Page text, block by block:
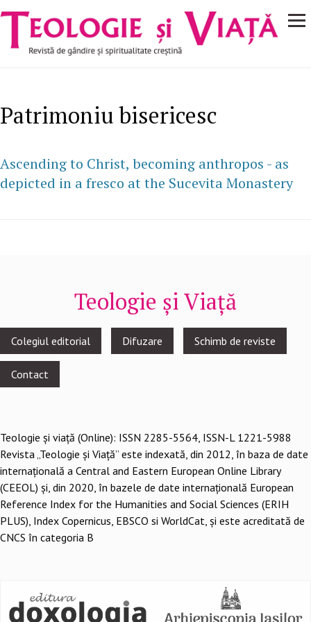
Mergi la conţinutul principal
Navigare
principală
Patrimoniu bisericesc
Ascending to Christ, becoming anthropos - as
depicted in a fresco at the Sucevita Monastery
Teologie și Viață
Footer
menu
Colegiul editorial Difuzare Schimb de reviste
Contact
Teologie şi viaţă (Online): ISSN 2285-5564, ISSN-L 1221-5988
Revista „Teologie și Viață” este indexată, din 2012, în baza de date
internațională a Central and Eastern European Online Library
(CEEOL) și, din 2020, în bazele de date internațională European
Reference Index for the Humanities and Social Sciences (ERIH
PLUS), Index Copernicus, EBSCO si WorldCat, și este acreditată de
CNCS în categoria B